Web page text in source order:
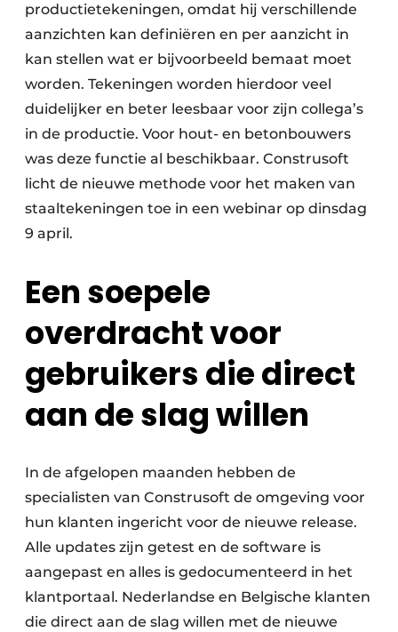
productietekeningen, omdat hij verschillende
aanzichten kan definiëren en per aanzicht in
kan stellen wat er bijvoorbeeld bemaat moet
worden. Tekeningen worden hierdoor veel
duidelijker en beter leesbaar voor zijn collega’s
in de productie. Voor hout- en betonbouwers
was deze functie al beschikbaar. Construsoft
licht de nieuwe methode voor het maken van
staaltekeningen toe in een webinar op dinsdag
9 april.
Een soepele
overdracht voor
gebruikers die direct
aan de slag willen
In de afgelopen maanden hebben de
specialisten van Construsoft de omgeving voor
hun klanten ingericht voor de nieuwe release.
Alle updates zijn getest en de software is
aangepast en alles is gedocumenteerd in het
klantportaal. Nederlandse en Belgische klanten
die direct aan de slag willen met de nieuwe